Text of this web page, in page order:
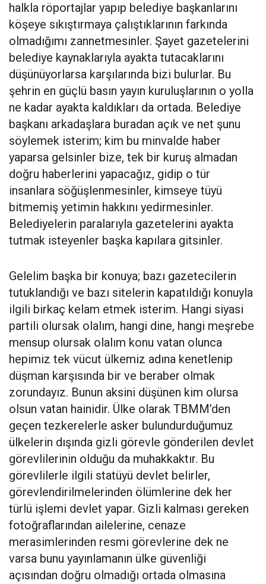
halkla röportajlar yapıp belediye başkanlarını
köşeye sıkıştırmaya çalıştıklarının farkında
olmadığımı zannetmesinler. Şayet gazetelerini
belediye kaynaklarıyla ayakta tutacaklarını
düşünüyorlarsa karşılarında bizi bulurlar. Bu
şehrin en güçlü basın yayın kuruluşlarının o yolla
ne kadar ayakta kaldıkları da ortada. Belediye
başkanı arkadaşlara buradan açık ve net şunu
söylemek isterim; kim bu minvalde haber
yaparsa gelsinler bize, tek bir kuruş almadan
doğru haberlerini yapacağız, gidip o tür
insanlara söğüşlenmesinler, kimseye tüyü
bitmemiş yetimin hakkını yedirmesinler.
Belediyelerin paralarıyla gazetelerini ayakta
tutmak isteyenler başka kapılara gitsinler.
Gelelim başka bir konuya; bazı gazetecilerin
tutuklandığı ve bazı sitelerin kapatıldığı konuyla
ilgili birkaç kelam etmek isterim. Hangi siyasi
partili olursak olalım, hangi dine, hangi meşrebe
mensup olursak olalım konu vatan olunca
hepimiz tek vücut ülkemiz adına kenetlenip
düşman karşısında bir ve beraber olmak
zorundayız. Bunun aksini düşünen kim olursa
olsun vatan hainidir. Ülke olarak TBMM’den
geçen tezkerelerle asker bulundurduğumuz
ülkelerin dışında gizli görevle gönderilen devlet
görevlilerinin olduğu da muhakkaktır. Bu
görevlilerle ilgili statüyü devlet belirler,
görevlendirilmelerinden ölümlerine dek her
türlü işlemi devlet yapar. Gizli kalması gereken
fotoğraflarından ailelerine, cenaze
merasimlerinden resmi görevlerine dek ne
varsa bunu yayınlamanın ülke güvenliği
açısından doğru olmadığı ortada olmasına